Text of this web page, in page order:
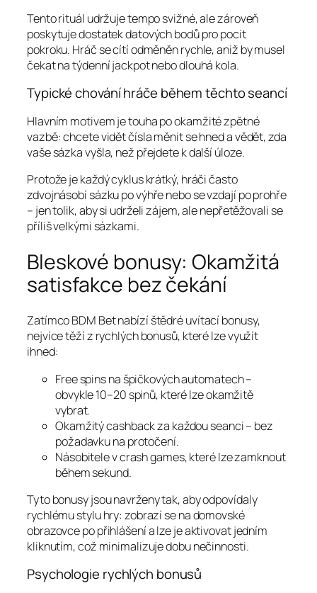
Tento rituál udržuje tempo svižné, ale zároveň
poskytuje dostatek datových bodů pro pocit
pokroku. Hráč se cítí odměněn rychle, aniž by musel
čekat na týdenní jackpot nebo dlouhá kola.
Typické chování hráče během těchto seancí
Hlavním motivem je touha po okamžité zpětné
vazbě: chcete vidět čísla měnit se hned a vědět, zda
vaše sázka vyšla, než přejdete k další úloze.
Protože je každý cyklus krátký, hráči často
zdvojnásobí sázku po výhře nebo se vzdají po prohře
– jen tolik, aby si udrželi zájem, ale nepřetěžovali se
příliš velkými sázkami.
Bleskové bonusy: Okamžitá
satisfakce bez čekání
Zatímco BDM Bet nabízí štědré uvítací bonusy,
nejvíce těží z rychlých bonusů, které lze využít
ihned:
Free spins na špičkových automatech –
obvykle 10–20 spinů, které lze okamžitě
vybrat.
Okamžitý cashback za každou seanci – bez
požadavku na protočení.
Násobitele v crash games, které lze zamknout
během sekund.
Tyto bonusy jsou navrženy tak, aby odpovídaly
rychlému stylu hry: zobrazí se na domovské
obrazovce po přihlášení a lze je aktivovat jedním
kliknutím, což minimalizuje dobu nečinnosti.
Psychologie rychlých bonusů